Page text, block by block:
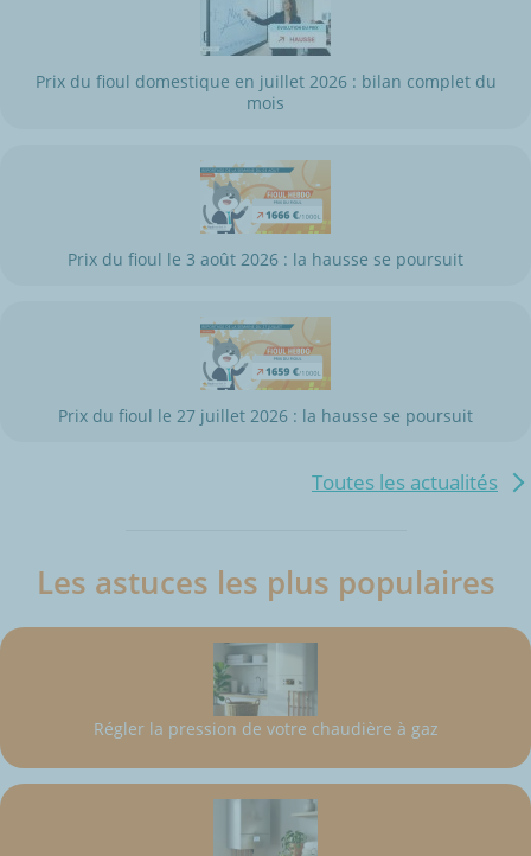
Prix du fioul domestique en juillet 2026 : bilan complet du
mois
Prix du fioul le 3 août 2026 : la hausse se poursuit
Prix du fioul le 27 juillet 2026 : la hausse se poursuit
Toutes les actualités
Les astuces les plus populaires
Régler la pression de votre chaudière à gaz